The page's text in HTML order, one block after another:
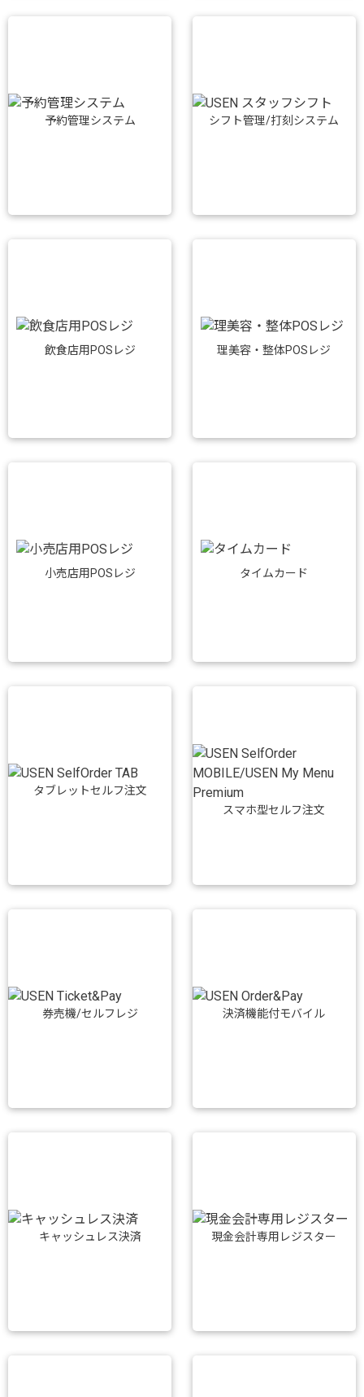
予約管理システム シフト管理/打刻システム
飲食店用POSレジ 理美容・整体POSレジ
小売店用POSレジ タイムカード
タブレットセルフ注文
スマホ型セルフ注文
券売機/セルフレジ 決済機能付モバイル
キャッシュレス決済 現金会計専用レジスター